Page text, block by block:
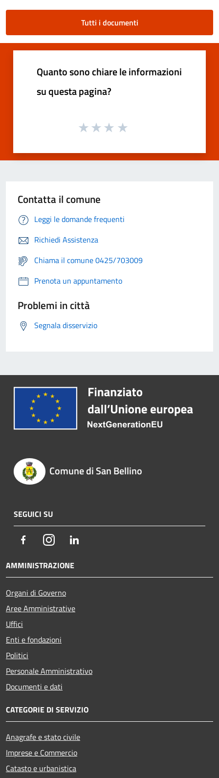
Tutti i documenti
Quanto sono chiare le informazioni
su questa pagina?
Contatta il comune
Leggi le domande frequenti
Richiedi Assistenza
Chiama il comune 0425/703009
Prenota un appuntamento
Problemi in città
Segnala disservizio
Comune di San Bellino
SEGUICI SU
FacebookInstagram
AMMINISTRAZIONE
Organi di Governo
Aree Amministrative
Uffici
Enti e fondazioni
Politici
Personale Amministrativo
Documenti e dati
CATEGORIE DI SERVIZIO
Anagrafe e stato civile
Imprese e Commercio
Catasto e urbanistica